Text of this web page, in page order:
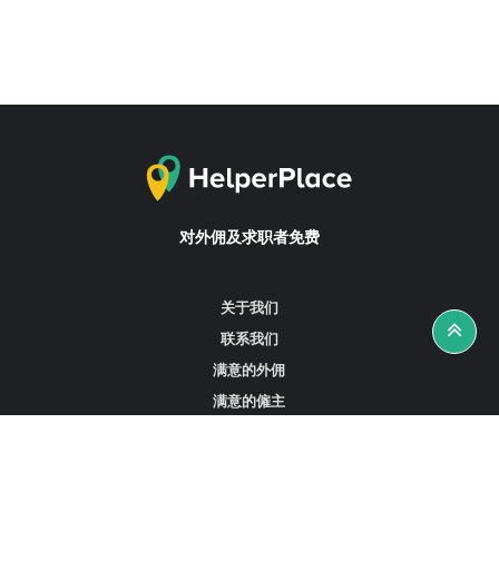
对外佣及求职者免费
关于我们
联系我们
满意的外佣
满意的僱主